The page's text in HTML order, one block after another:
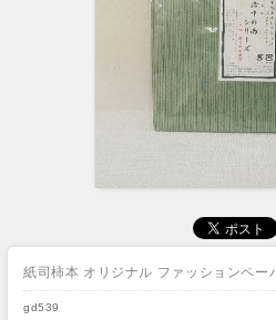
紙司柿本 オリジナル ファッションペー
gd539